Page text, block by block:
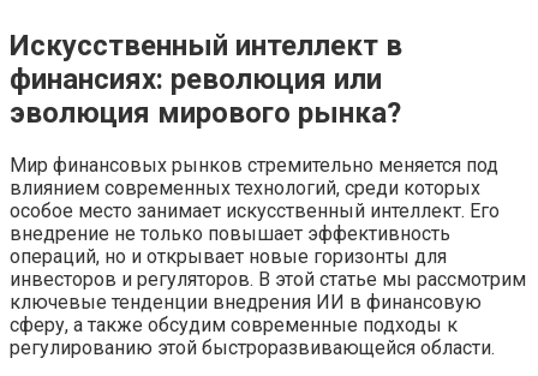
Искусственный интеллект в
финансиях: революция или
эволюция мирового рынка?
Мир финансовых рынков стремительно меняется под
влиянием современных технологий, среди которых
особое место занимает искусственный интеллект. Его
внедрение не только повышает эффективность
операций, но и открывает новые горизонты для
инвесторов и регуляторов. В этой статье мы рассмотрим
ключевые тенденции внедрения ИИ в финансовую
сферу, а также обсудим современные подходы к
регулированию этой быстроразвивающейся области.